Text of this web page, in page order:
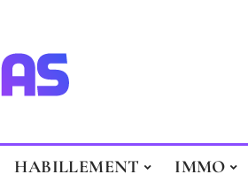
HABILLEMENT IMMO